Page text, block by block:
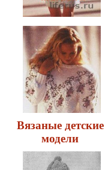
Уход за кожей лица и время года
Веснушки
Вязаные детские
модели